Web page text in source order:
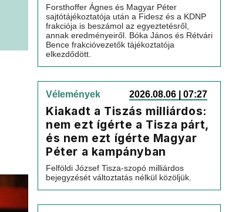
Forsthoffer Ágnes és Magyar Péter
sajtótájékoztatója után a Fidesz és a KDNP
frakciója is beszámol az egyeztetésről,
annak eredményeiről. Bóka János és Rétvári
Bence frakcióvezetők tájékoztatója
elkezdődött.
Vélemények 2026.08.06 | 07:27
Kiakadt a Tiszás milliárdos:
nem ezt ígérte a Tisza párt,
és nem ezt ígérte Magyar
Péter a kampányban
Felföldi József Tisza-szopó milliárdos
bejegyzését változtatás nélkül közöljük.